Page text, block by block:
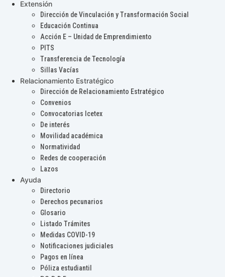
Extensión
Dirección de Vinculación y Transformación Social
Educación Continua
Acción E – Unidad de Emprendimiento
PITS
Transferencia de Tecnología
Sillas Vacías
Relacionamiento Estratégico
Dirección de Relacionamiento Estratégico
Convenios
Convocatorias Icetex
De interés
Movilidad académica
Normatividad
Redes de cooperación
Lazos
Ayuda
Directorio
Derechos pecunarios
Glosario
Listado Trámites
Medidas COVID-19
Notificaciones judiciales
Pagos en línea
Póliza estudiantil